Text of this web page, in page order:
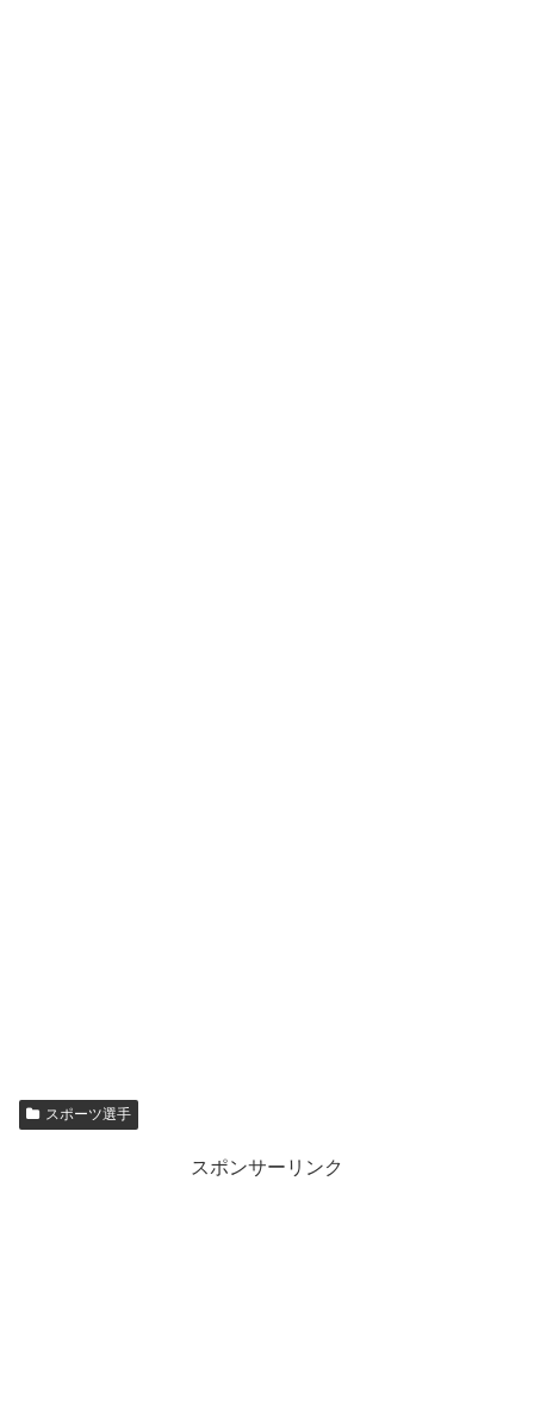
スポーツ選手
スポンサーリンク